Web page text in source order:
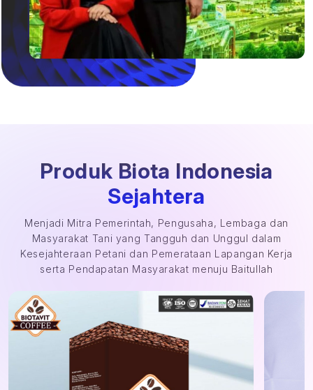
Produk Biota Indonesia
Sejahtera
Menjadi Mitra Pemerintah, Pengusaha, Lembaga dan
Masyarakat Tani yang Tangguh dan Unggul dalam
Kesejahteraan Petani dan Pemerataan Lapangan Kerja
serta Pendapatan Masyarakat menuju Baitullah